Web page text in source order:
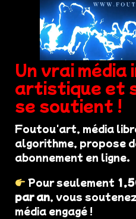
Un vrai
artistique et
se soutient !
Foutou'art, média
algorithme, propose
abonnement en ligne.
Pour seulement
par an, vous
média engagé !